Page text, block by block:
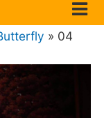
» 04